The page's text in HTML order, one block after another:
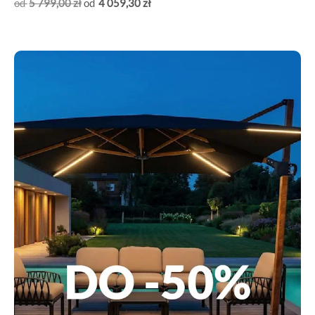
5 799,00zł 4 059,30zł